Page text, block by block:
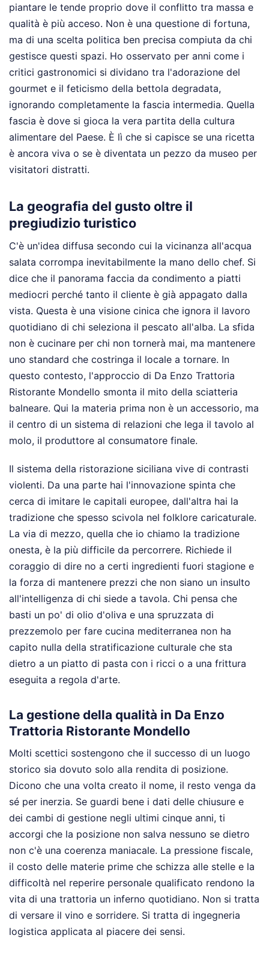
piantare le tende proprio dove il conflitto tra massa e
qualità è più acceso. Non è una questione di fortuna,
ma di una scelta politica ben precisa compiuta da chi
gestisce questi spazi. Ho osservato per anni come i
critici gastronomici si dividano tra l'adorazione del
gourmet e il feticismo della bettola degradata,
ignorando completamente la fascia intermedia. Quella
fascia è dove si gioca la vera partita della cultura
alimentare del Paese. È lì che si capisce se una ricetta
è ancora viva o se è diventata un pezzo da museo per
visitatori distratti.
La geografia del gusto oltre il
pregiudizio turistico
C'è un'idea diffusa secondo cui la vicinanza all'acqua
salata corrompa inevitabilmente la mano dello chef. Si
dice che il panorama faccia da condimento a piatti
mediocri perché tanto il cliente è già appagato dalla
vista. Questa è una visione cinica che ignora il lavoro
quotidiano di chi seleziona il pescato all'alba. La sfida
non è cucinare per chi non tornerà mai, ma mantenere
uno standard che costringa il locale a tornare. In
questo contesto, l'approccio di Da Enzo Trattoria
Ristorante Mondello smonta il mito della sciatteria
balneare. Qui la materia prima non è un accessorio, ma
il centro di un sistema di relazioni che lega il tavolo al
molo, il produttore al consumatore finale.
Il sistema della ristorazione siciliana vive di contrasti
violenti. Da una parte hai l'innovazione spinta che
cerca di imitare le capitali europee, dall'altra hai la
tradizione che spesso scivola nel folklore caricaturale.
La via di mezzo, quella che io chiamo la tradizione
onesta, è la più difficile da percorrere. Richiede il
coraggio di dire no a certi ingredienti fuori stagione e
la forza di mantenere prezzi che non siano un insulto
all'intelligenza di chi siede a tavola. Chi pensa che
basti un po' di olio d'oliva e una spruzzata di
prezzemolo per fare cucina mediterranea non ha
capito nulla della stratificazione culturale che sta
dietro a un piatto di pasta con i ricci o a una frittura
eseguita a regola d'arte.
La gestione della qualità in Da Enzo
Trattoria Ristorante Mondello
Molti scettici sostengono che il successo di un luogo
storico sia dovuto solo alla rendita di posizione.
Dicono che una volta creato il nome, il resto venga da
sé per inerzia. Se guardi bene i dati delle chiusure e
dei cambi di gestione negli ultimi cinque anni, ti
accorgi che la posizione non salva nessuno se dietro
non c'è una coerenza maniacale. La pressione fiscale,
il costo delle materie prime che schizza alle stelle e la
difficoltà nel reperire personale qualificato rendono la
vita di una trattoria un inferno quotidiano. Non si tratta
di versare il vino e sorridere. Si tratta di ingegneria
logistica applicata al piacere dei sensi.